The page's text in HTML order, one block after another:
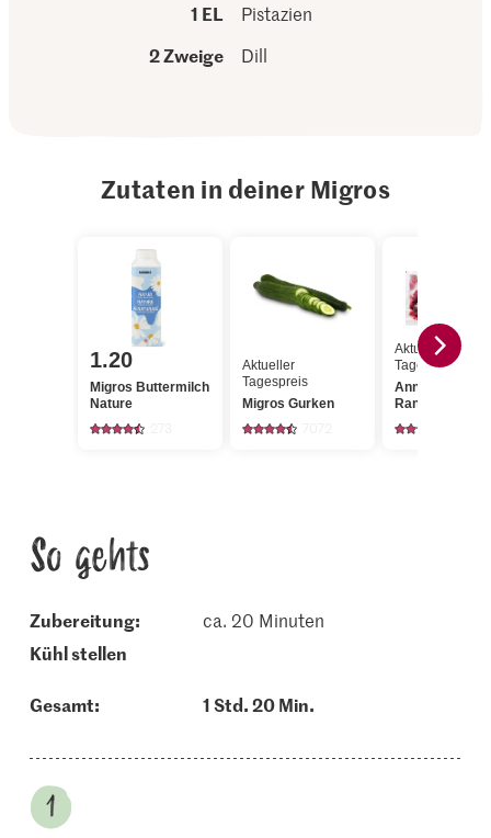
1 EL
Pistazien
2 Zweige
Dill
Zutaten in deiner Migros
1.20
Migros Buttermilch
Nature
Aktueller
Tagespreis
Migros Gurken
Aktueller
Tagespreis
Anna's Best
Randen
So gehts
Zubereitung:
ca. 20 Minuten
kühl stellen
Gesamt: 1 Std. 20 Min.